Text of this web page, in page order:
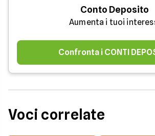
Conto Deposito
Aumenta i tuoi
Confronta i CONTI
Voci correlate